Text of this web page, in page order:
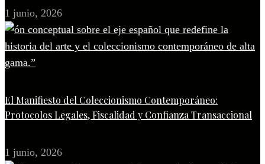
1 junio, 2026
El Manifiesto del Coleccionismo Contemporáneo:
Protocolos Legales, Fiscalidad y Confianza Transaccional
1 junio, 2026